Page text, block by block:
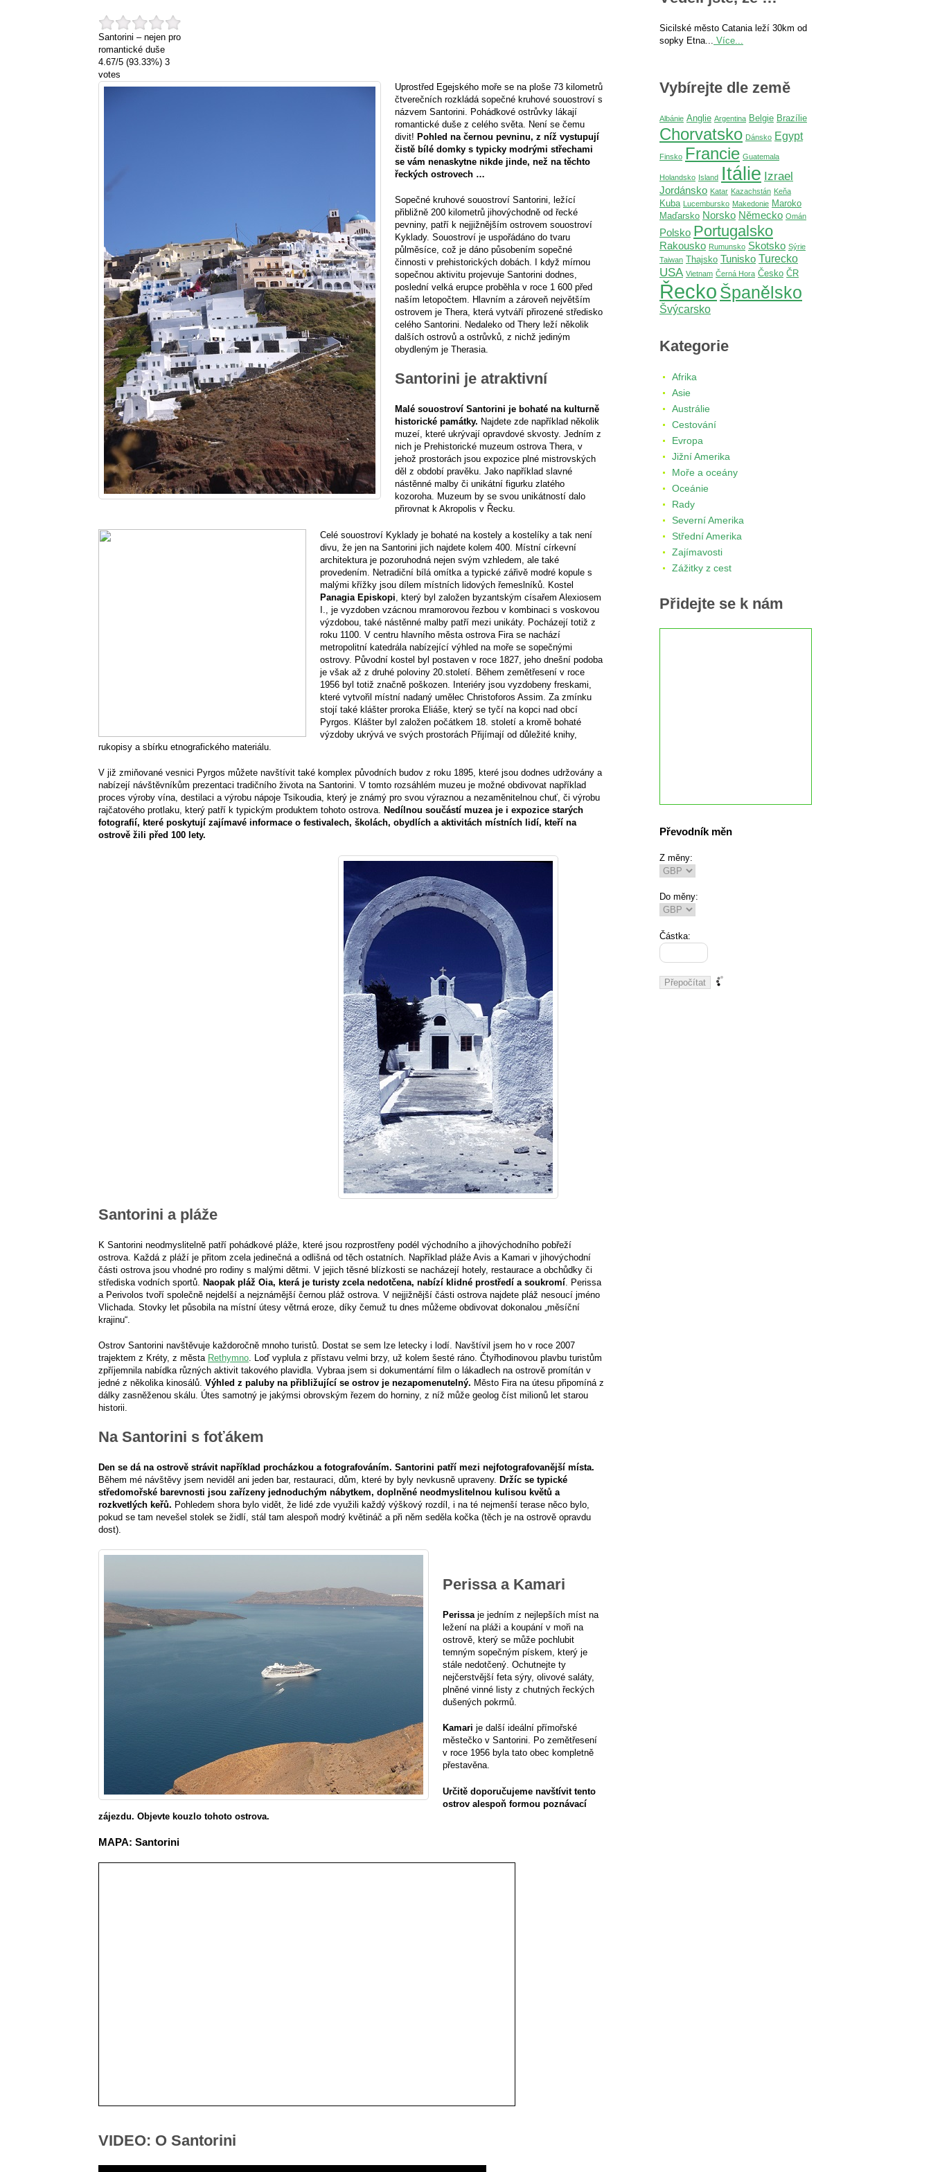
Santorini – nejen pro
romantické duše
4.67/5 (93.33%) 3
votes
Uprostřed Egejského moře se na ploše 73 kilometrů
čtverečních rozkládá sopečné kruhové souostroví s
názvem Santorini. Pohádkové ostrůvky lákají
romantické duše z celého světa. Není se čemu
divit! Pohled na černou pevninu, z níž vystupují
čistě bílé domky s typicky modrými střechami
se vám nenaskytne nikde jinde, než na těchto
řeckých ostrovech …
Sopečné kruhové souostroví Santorini, ležící
přibližně 200 kilometrů jihovýchodně od řecké
pevniny, patří k nejjižnějším ostrovem souostroví
Kyklady. Souostroví je uspořádáno do tvaru
půlměsíce, což je dáno působením sopečné
činnosti v prehistorických dobách. I když mírnou
sopečnou aktivitu projevuje Santorini dodnes,
poslední velká erupce proběhla v roce 1 600 před
naším letopočtem. Hlavním a zároveň největším
ostrovem je Thera, která vytváří přirozené středisko
celého Santorini. Nedaleko od Thery leží několik
dalších ostrovů a ostrůvků, z nichž jediným
obydleným je Therasia.
Santorini je atraktivní
Malé souostroví Santorini je bohaté na kulturně
historické památky. Najdete zde například několik
muzeí, které ukrývají opravdové skvosty. Jedním z
nich je Prehistorické muzeum ostrova Thera, v
jehož prostorách jsou expozice plné mistrovských
děl z období pravěku. Jako například slavné
nástěnné malby či unikátní figurku zlatého
kozoroha. Muzeum by se svou unikátností dalo
přirovnat k Akropolis v Řecku.
Celé souostroví Kyklady je bohaté na kostely a kostelíky a tak není
divu, že jen na Santorini jich najdete kolem 400. Místní církevní
architektura je pozoruhodná nejen svým vzhledem, ale také
provedením. Netradiční bílá omítka a typické zářivě modré kopule s
malými křížky jsou dílem místních lidových řemeslníků. Kostel
Panagia Episkopi , který byl založen byzantským císařem Alexiosem
I., je vyzdoben vzácnou mramorovou řezbou v kombinaci s voskovou
výzdobou, také nástěnné malby patří mezi unikáty. Pocházejí totiž z
roku 1100. V centru hlavního města ostrova Fira se nachází
metropolitní katedrála nabízející výhled na moře se sopečnými
ostrovy. Původní kostel byl postaven v roce 1827, jeho dnešní podoba
je však až z druhé poloviny 20.století. Během zemětřesení v roce
1956 byl totiž značně poškozen. Interiéry jsou vyzdobeny freskami,
které vytvořil místní nadaný umělec Christoforos Assim. Za zmínku
stojí také klášter proroka Eliáše, který se tyčí na kopci nad obcí
Pyrgos. Klášter byl založen počátkem 18. století a kromě bohaté
výzdoby ukrývá ve svých prostorách Přijímají od důležité knihy,
rukopisy a sbírku etnografického materiálu.
V již zmiňované vesnici Pyrgos můžete navštívit také komplex původních budov z roku 1895, které jsou dodnes udržovány a
nabízejí návštěvníkům prezentaci tradičního života na Santorini. V tomto rozsáhlém muzeu je možné obdivovat například
proces výroby vína, destilaci a výrobu nápoje Tsikoudia, který je známý pro svou výraznou a nezaměnitelnou chuť, či výrobu
rajčatového protlaku, který patří k typickým produktem tohoto ostrova. Nedílnou součástí muzea je i expozice starých
fotografií, které poskytují zajímavé informace o festivalech, školách, obydlích a aktivitách místních lidí, kteří na
ostrově žili před 100 lety.
Santorini a pláže
K Santorini neodmyslitelně patří pohádkové pláže, které jsou rozprostřeny podél východního a jihovýchodního pobřeží
ostrova. Každá z pláží je přitom zcela jedinečná a odlišná od těch ostatních. Například pláže Avis a Kamari v jihovýchodní
části ostrova jsou vhodné pro rodiny s malými dětmi. V jejich těsné blízkosti se nacházejí hotely, restaurace a obchůdky či
střediska vodních sportů. Naopak pláž Oia, která je turisty zcela nedotčena, nabízí klidné prostředí a soukromí . Perissa
a Perivolos tvoří společně nejdelší a nejznámější černou pláž ostrova. V nejjižnější části ostrova najdete pláž nesoucí jméno
Vlichada. Stovky let působila na místní útesy větrná eroze, díky čemuž tu dnes můžeme obdivovat dokonalou „měsíční
krajinu“.
Ostrov Santorini navštěvuje každoročně mnoho turistů. Dostat se sem lze letecky i lodí. Navštívil jsem ho v roce 2007
trajektem z Kréty, z města Rethymno. Loď vyplula z přístavu velmi brzy, už kolem šesté ráno. Čtyřhodinovou plavbu turistům
zpříjemnila nabídka různých aktivit takového plavidla. Vybraa jsem si dokumentární film o lákadlech na ostrově promítán v
jedné z několika kinosálů. Výhled z paluby na přibližující se ostrov je nezapomenutelný. Město Fira na útesu připomíná z
dálky zasněženou skálu. Útes samotný je jakýmsi obrovským řezem do horniny, z níž může geolog číst milionů let starou
historii.
Na Santorini s foťákem
Den se dá na ostrově strávit například procházkou a fotografováním. Santorini patří mezi nejfotografovanější místa.
Během mé návštěvy jsem neviděl ani jeden bar, restauraci, dům, které by byly nevkusně upraveny. Držíc se typické
středomořské barevnosti jsou zařízeny jednoduchým nábytkem, doplněné neodmyslitelnou kulisou květů a
rozkvetlých keřů. Pohledem shora bylo vidět, že lidé zde využili každý výškový rozdíl, i na té nejmenší terase něco bylo,
pokud se tam nevešel stolek se židlí, stál tam alespoň modrý květináč a při něm seděla kočka (těch je na ostrově opravdu
dost).
Perissa a Kamari
Perissa je jedním z nejlepších míst na
ležení na pláži a koupání v moři na
ostrově, který se může pochlubit
temným sopečným pískem, který je
stále nedotčený. Ochutnejte ty
nejčerstvější feta sýry, olivové saláty,
plněné vinné listy z chutných řeckých
dušených pokrmů.
Kamari je další ideální přímořské
městečko v Santorini. Po zemětřesení
v roce 1956 byla tato obec kompletně
přestavěna.
Určitě doporučujeme navštívit tento
ostrov alespoň formou poznávací
zájezdu. Objevte kouzlo tohoto ostrova.
MAPA: Santorini
VIDEO: O Santorini
Sicilské město Catania leží 30km od
sopky Etna... Více...
Vybírejte dle země
Albánie Anglie Argentina Belgie Brazílie
Chorvatsko Dánsko Egypt
Finsko Francie Guatemala
Holandsko Island Itálie Izrael
Jordánsko Katar Kazachstán Keňa
Kuba Lucembursko Makedonie Maroko
Maďarsko Norsko Německo Omán
Polsko Portugalsko
Rakousko Rumunsko Skotsko Sýrie
Taiwan Thajsko Tunisko Turecko
USA Vietnam Černá Hora Česko ČR
Řecko Španělsko
Švýcarsko
Kategorie
Afrika
Asie
Austrálie
Cestování
Evropa
Jižní Amerika
Moře a oceány
Oceánie
Rady
Severní Amerika
Střední Amerika
Zajímavosti
Zážitky z cest
Přidejte se k nám
Převodník měn
Z měny:
Do měny:
Částka: